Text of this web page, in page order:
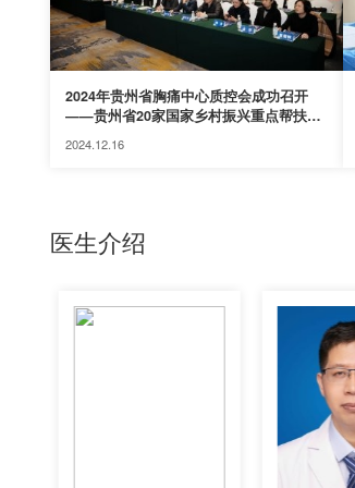
2024年贵州省胸痛中心质控会成功召开
——贵州省20家国家乡村振兴重点帮扶县
成胸痛中心
2024.12.16
医生介绍